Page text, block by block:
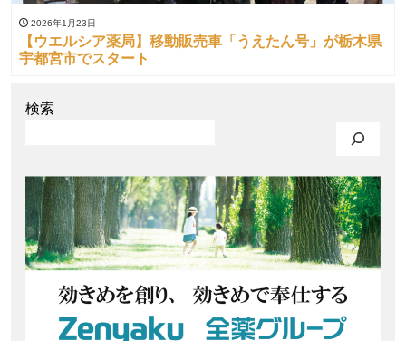
2026年1月23日
【ウエルシア薬局】移動販売車「うえたん号」が栃木県
宇都宮市でスタート
検索